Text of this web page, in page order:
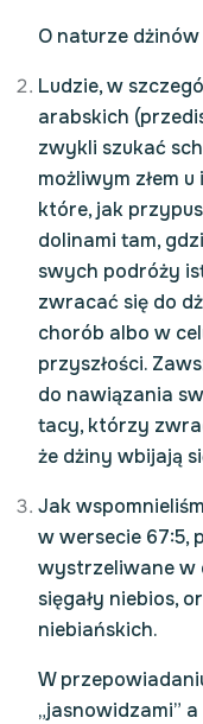
O naturze
Ludzie, w
arabskich
zwykli szukać
możliwym złem
które, jak
dolinami tam,
swych podróży
zwracać się do
chorób albo w
przyszłości.
do nawiązania
tacy, którzy
że dżiny wbijają
Jak
w wersecie 67:5,
wystrzeliwane w
sięgały niebios,
niebiańskich.
W
„jasnowidzami”